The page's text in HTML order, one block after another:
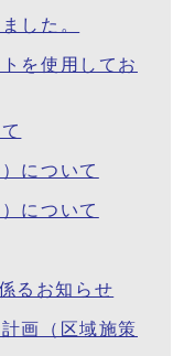
した。
を使用してお
について
について
るお知らせ
画（区域施策